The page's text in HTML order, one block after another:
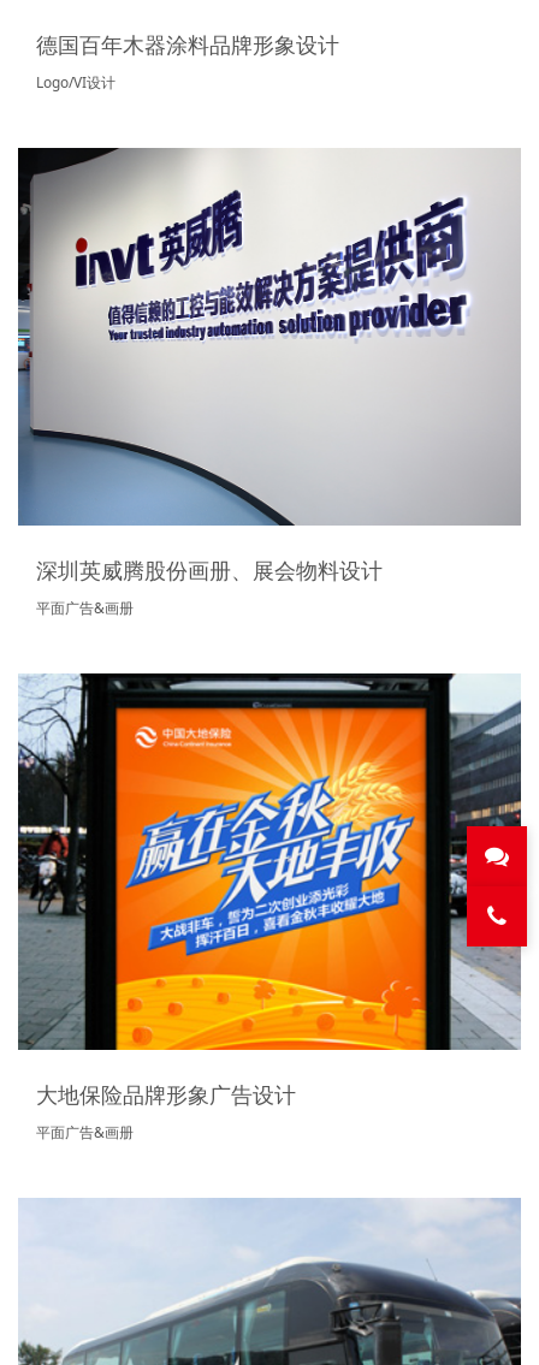
德国百年木器涂料品牌形象设计
Logo/VI设计
深圳英威腾股份画册、展会物料设计
平面广告&画册
大地保险品牌形象广告设计
平面广告&画册